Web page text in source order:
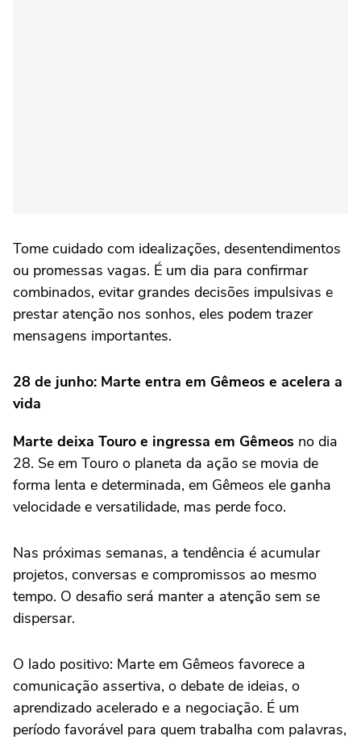
Tome cuidado com idealizações, desentendimentos
ou promessas vagas. É um dia para confirmar
combinados, evitar grandes decisões impulsivas e
prestar atenção nos sonhos, eles podem trazer
mensagens importantes.
28 de junho: Marte entra em Gêmeos e acelera a
vida
Marte deixa Touro e ingressa em Gêmeos no dia
28. Se em Touro o planeta da ação se movia de
forma lenta e determinada, em Gêmeos ele ganha
velocidade e versatilidade, mas perde foco.
Nas próximas semanas, a tendência é acumular
projetos, conversas e compromissos ao mesmo
tempo. O desafio será manter a atenção sem se
dispersar.
O lado positivo: Marte em Gêmeos favorece a
comunicação assertiva, o debate de ideias, o
aprendizado acelerado e a negociação. É um
período favorável para quem trabalha com palavras,